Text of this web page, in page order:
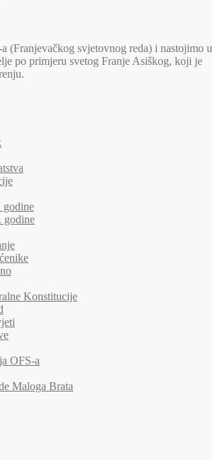
(Franjevačkog svjetovnog reda) i nastojimo u
po primjeru svetog Franje Asiškog, koji je
godine
godine
Konstitucije
OFS-a
Maloga Brata